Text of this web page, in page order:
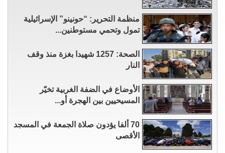
منظمة التحرير: “حونينو” الإسرائيلية
تمول وتحمي مستوطنين...
الصحة: 1257 شهيدا بغزة منذ وقف
النار
الأوضاع في الضفة الغربية تخيّر
المسيحيين بين الهجرة أو...
70 ألفا يؤدون صلاة الجمعة في المسجد
الأقصى